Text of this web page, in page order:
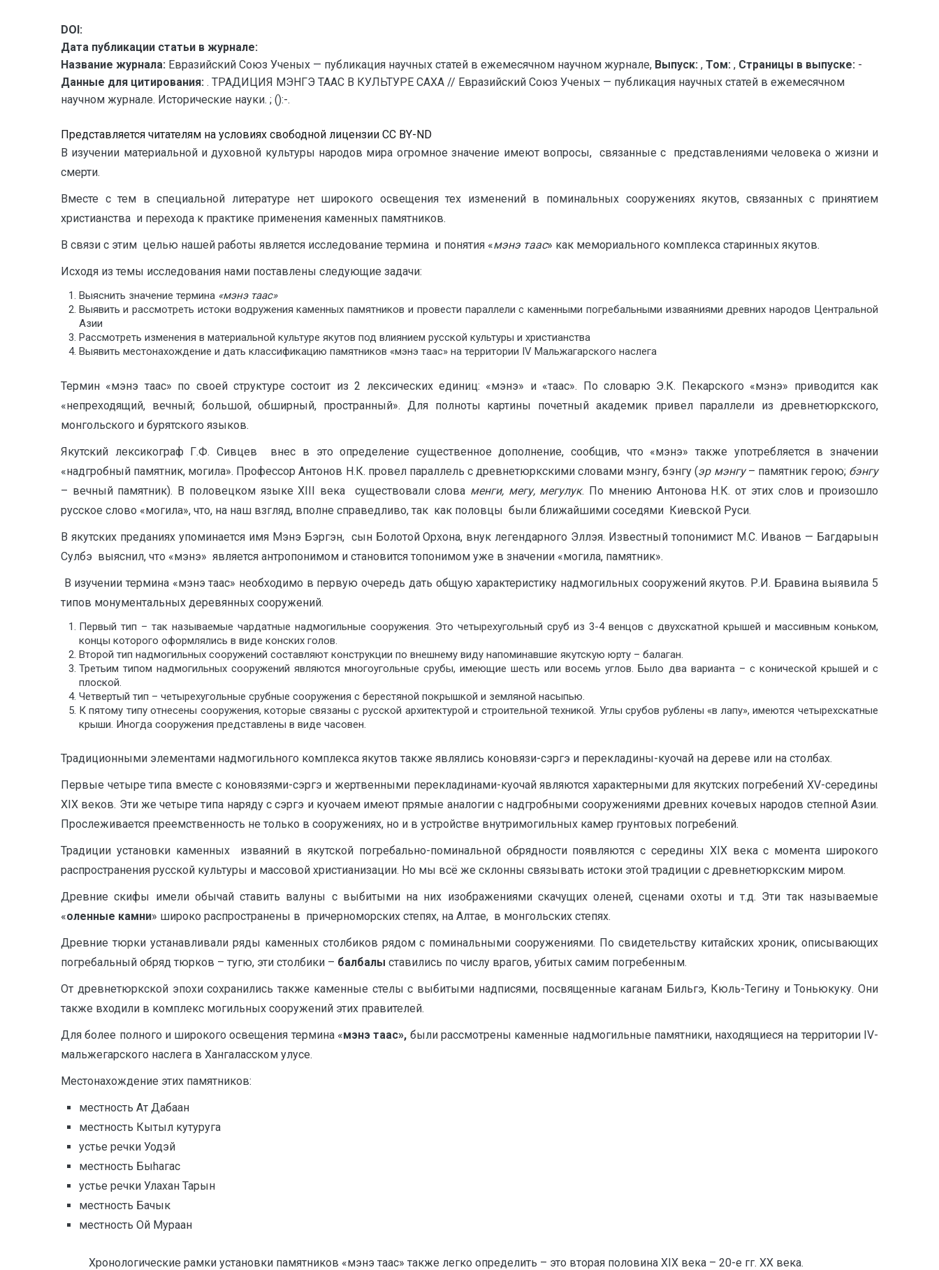
DOI:
Дата публикации статьи в журнале:
Название журнала: Евразийский Союз Ученых — публикация научных статей в ежемесячном научном журнале, Выпуск: , Том: , Страницы в выпуске: -
Данные для цитирования: . ТРАДИЦИЯ МЭНГЭ ТААС В КУЛЬТУРЕ САХА // Евразийский Союз Ученых — публикация научных статей в ежемесячном
научном журнале. Исторические науки. ; ():-.
Представляется читателям на условиях свободной лицензии CC BY-ND
В изучении материальной и духовной культуры народов мира огромное значение имеют вопросы, связанные с представлениями человека о жизни и
смерти.
Вместе с тем в специальной литературе нет широкого освещения тех изменений в поминальных сооружениях якутов, связанных с принятием
христианства и перехода к практике применения каменных памятников.
В связи с этим целью нашей работы является исследование термина и понятия «мэнэ таас» как мемориального комплекса старинных якутов.
Исходя из темы исследования нами поставлены следующие задачи:
Выяснить значение термина«мэнэ таас»
Выявить и рассмотреть истоки водружения каменных памятников и провести параллели с каменными погребальными изваяниями древних народов Центральной
Азии
Рассмотреть изменения в материальной культуре якутов под влиянием русской культуры и христианства
Выявить местонахождение и дать классификацию памятников «мэнэ таас» на территории IV Мальжагарского наслега
Термин «мэнэ таас» по своей структуре состоит из 2 лексических единиц: «мэнэ» и «таас». По словарю Э.К. Пекарского «мэнэ» приводится как
«непреходящий, вечный; большой, обширный, пространный». Для полноты картины почетный академик привел параллели из древнетюркского,
монгольского и бурятского языков.
Якутский лексикограф Г.Ф. Сивцев внес в это определение существенное дополнение, сообщив, что «мэнэ» также употребляется в значении
«надгробный памятник, могила». Профессор Антонов Н.К. провел параллель с древнетюркскими словами мэнгу, бэнгу (эр мэнгу– памятник герою; бэнгу
– вечный памятник). В половецком языке XIII века существовали слова менги, мегу, мегулук. По мнению Антонова Н.К. от этих слов и произошло
русское слово «могила», что, на наш взгляд, вполне справедливо, так как половцы были ближайшими соседями Киевской Руси.
В якутских преданиях упоминается имя Мэнэ Бэргэн, сын Болотой Орхона, внук легендарного Эллэя. Известный топонимист М.С. Иванов — Багдарыын
Сулбэ выяснил, что «мэнэ» является антропонимом и становится топонимом уже в значении «могила, памятник».
В изучении термина «мэнэ таас» необходимо в первую очередь дать общую характеристику надмогильных сооружений якутов. Р.И. Бравина выявила 5
типов монументальных деревянных сооружений.
Первый тип – так называемые чардатные надмогильные сооружения. Это четырехугольный сруб из 3-4 венцов с двухскатной крышей и массивным коньком,
концы которого оформлялись в виде конских голов.
Второй тип надмогильных сооружений составляют конструкции по внешнему виду напоминавшие якутскую юрту – балаган.
Третьим типом надмогильных сооружений являются многоугольные срубы, имеющие шесть или восемь углов. Было два варианта – с конической крышей и с
плоской.
Четвертый тип – четырехугольные срубные сооружения с берестяной покрышкой и земляной насыпью.
К пятому типу отнесены сооружения, которые связаны с русской архитектурой и строительной техникой. Углы срубов рублены «в лапу», имеются четырехскатные
крыши. Иногда сооружения представлены в виде часовен.
Традиционными элементами надмогильного комплекса якутов также являлись коновязи-сэргэ и перекладины-куочай на дереве или на столбах.
Первые четыре типа вместе с коновязями-сэргэ и жертвенными перекладинами-куочай являются характерными для якутских погребений XV-середины
XIX веков. Эти же четыре типа наряду с сэргэ и куочаем имеют прямые аналогии с надгробными сооружениями древних кочевых народов степной Азии.
Прослеживается преемственность не только в сооружениях, но и в устройстве внутримогильных камер грунтовых погребений.
Традиции установки каменных изваяний в якутской погребально-поминальной обрядности появляются с середины XIX века с момента широкого
распространения русской культуры и массовой христианизации. Но мы всё же склонны связывать истоки этой традиции с древнетюркским миром.
Древние скифы имели обычай ставить валуны с выбитыми на них изображениями скачущих оленей, сценами охоты и т.д. Эти так называемые
«оленные камни» широко распространены в причерноморских степях, на Алтае, в монгольских степях.
Древние тюрки устанавливали ряды каменных столбиков рядом с поминальными сооружениями. По свидетельству китайских хроник, описывающих
погребальный обряд тюрков – тугю, эти столбики – балбалы ставились по числу врагов, убитых самим погребенным.
От древнетюркской эпохи сохранились также каменные стелы с выбитыми надписями, посвященные каганам Бильгэ, Кюль-Тегину и Тоньюкуку. Они
также входили в комплекс могильных сооружений этих правителей.
Для более полного и широкого освещения термина «мэнэ таас», были рассмотрены каменные надмогильные памятники, находящиеся на территории IV-
мальжегарского наслега в Хангаласском улусе.
Местонахождение этих памятников:
местность Ат Дабаан
местность Кытыл кутуруга
устье речки Уодэй
местность Быhагас
устье речки Улахан Тарын
местность Бачык
местность Ой Мураан
Хронологические рамки установки памятников «мэнэ таас» также легко определить – это вторая половина XIX века – 20-е гг. XX века.